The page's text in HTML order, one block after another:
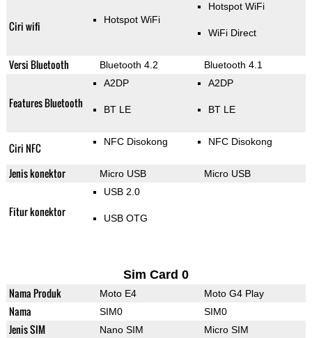
Ciri wifi Hotspot WiFi
Hotspot WiFi
WiFi Direct
Versi Bluetooth Bluetooth 4.2 Bluetooth 4.1
Features Bluetooth
A2DP
BT LE
A2DP
BT LE
Ciri NFC NFC Disokong NFC Disokong
Jenis konektor Micro USB Micro USB
Fitur konektor
USB 2.0
USB OTG
Sim Card 0
Nama Produk Moto E4 Moto G4 Play
Nama SIM0 SIM0
Jenis SIM Nano SIM Micro SIM